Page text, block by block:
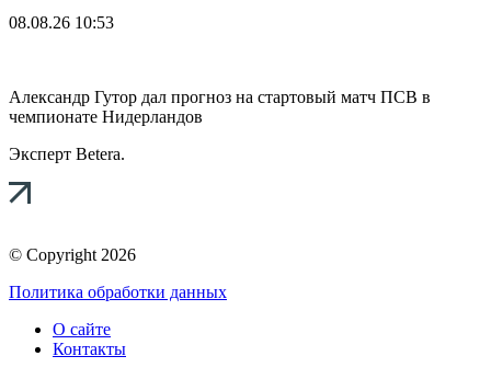
08.08.26 10:53
Александр Гутор дал прогноз на стартовый матч ПСВ в
чемпионате Нидерландов
Эксперт Betera.
© Copyright 2026
Политика обработки данных
О сайте
Контакты